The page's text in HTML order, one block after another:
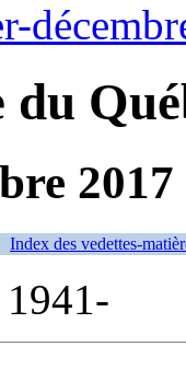
2017
Index des vedettes-